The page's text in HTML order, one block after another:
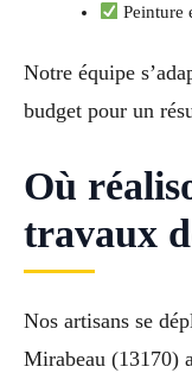
Peinture
Notre équipe
budget pour un
Où
travaux
Nos artisans se
Mirabeau (13170)